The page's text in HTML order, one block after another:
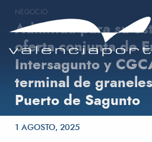
NEGOCIO
Admitida para su
oferta conjunta de
Intersagunto y
terminal de
Puerto de Sagunto
Publicado el
1 AGOSTO, 2025